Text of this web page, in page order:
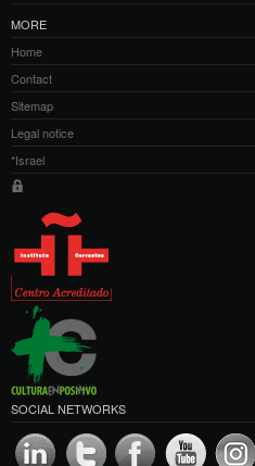
MORE
Home
Contact
Sitemap
Legal notice
*Israel
SOCIAL NETWORKS